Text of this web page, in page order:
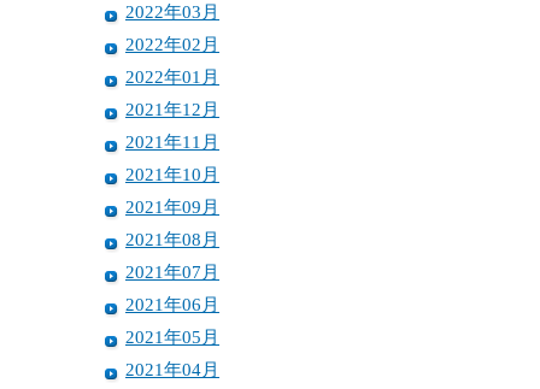
2022年03月
2022年02月
2022年01月
2021年12月
2021年11月
2021年10月
2021年09月
2021年08月
2021年07月
2021年06月
2021年05月
2021年04月